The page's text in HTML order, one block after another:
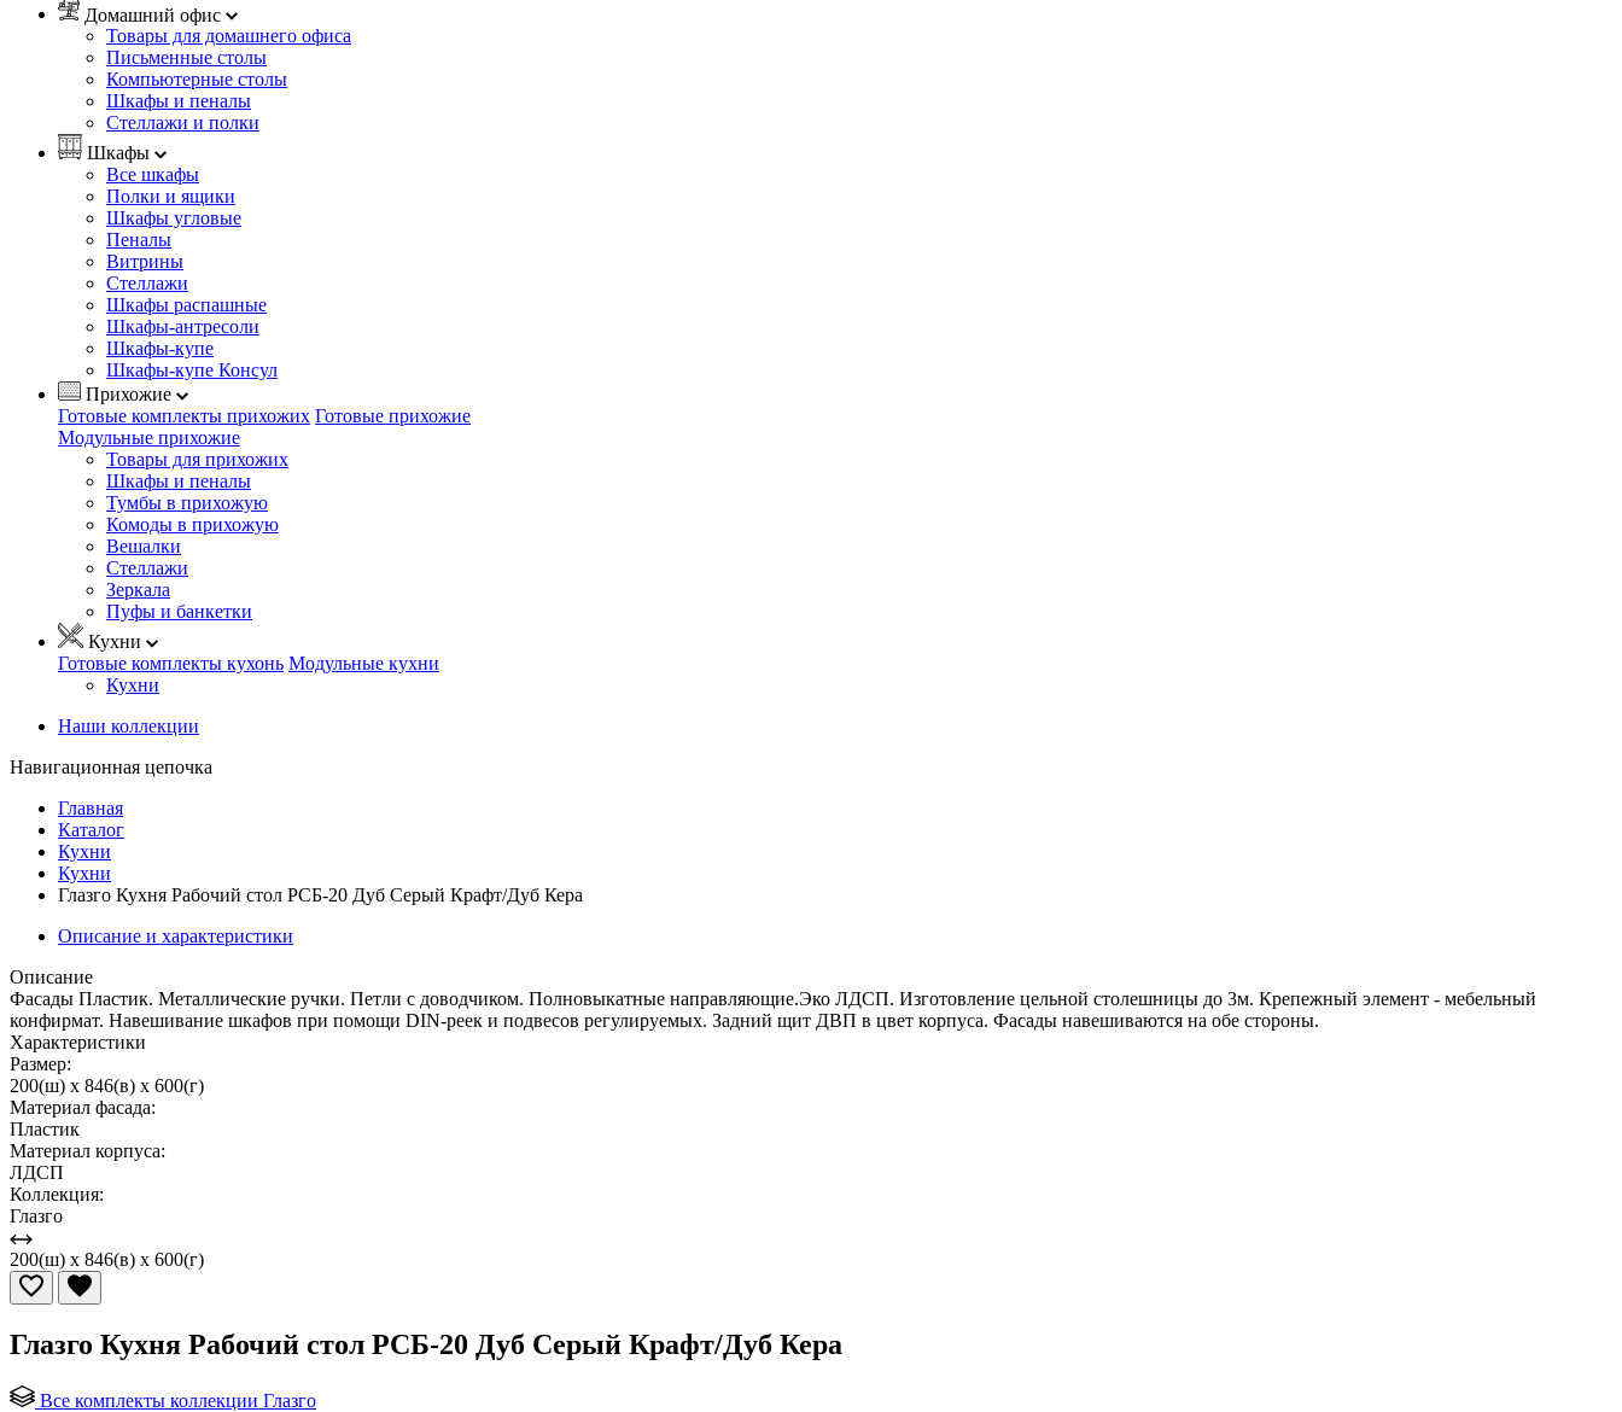
Домашний офис
Товары для домашнего офиса
Письменные столы
Компьютерные столы
Шкафы и пеналы
Стеллажи и полки
Шкафы
Все шкафы
Полки и ящики
Шкафы угловые
Пеналы
Витрины
Стеллажи
Шкафы распашные
Шкафы-антресоли
Шкафы-купе
Шкафы-купе Консул
Прихожие
Готовые комплекты прихожих Готовые прихожие
Модульные прихожие
Товары для прихожих
Шкафы и пеналы
Тумбы в прихожую
Комоды в прихожую
Вешалки
Стеллажи
Зеркала
Пуфы и банкетки
Кухни
Готовые комплекты кухонь Модульные кухни
Кухни
Наши коллекции
Навигационная цепочка
Главная
Каталог
Кухни
Кухни
Глазго Кухня Рабочий стол РСБ-20 Дуб Серый Крафт/Дуб Кера
Описание и характеристики
Описание
Фасады Пластик. Металлические ручки. Петли с доводчиком. Полновыкатные направляющие.Эко ЛДСП. Изготовление цельной столешницы до 3м. Крепежный элемент - мебельный
конфирмат. Навешивание шкафов при помощи DIN-реек и подвесов регулируемых. Задний щит ДВП в цвет корпуса. Фасады навешиваются на обе стороны.
Характеристики
Размер:
200(ш) x 846(в) x 600(г)
Материал фасада:
Пластик
Материал корпуса:
ЛДСП
Коллекция:
Глазго
200(ш) x 846(в) x 600(г)
Глазго Кухня Рабочий стол РСБ-20 Дуб Серый Крафт/Дуб Кера
Все комплекты коллекции Глазго